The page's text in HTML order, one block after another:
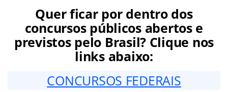
Quer ficar por dentro dos
concursos públicos abertos e
previstos pelo Brasil? Clique nos
links abaixo:
CONCURSOS FEDERAIS